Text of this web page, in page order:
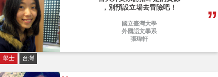
，別預設立場去冒險吧！
國立臺灣大學
外國語文學系
張瑋軒
學士 台灣